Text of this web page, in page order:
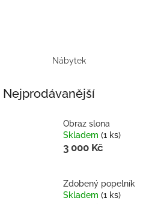
Nábytek
Nejprodávanější
Obraz slona
Skladem (1 ks)
3 000 Kč
Zdobený popelník
Skladem (1 ks)